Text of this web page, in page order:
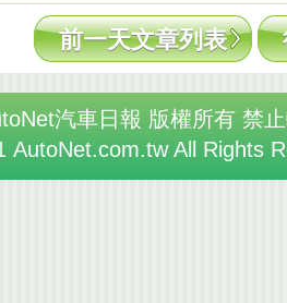
前一天文章列表
汽車日報 版權所有 禁
AutoNet.com.tw All Rights